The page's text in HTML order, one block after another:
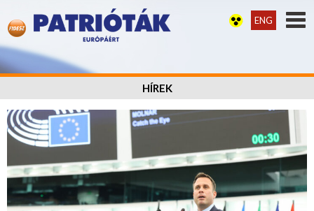
ENG
HÍREK